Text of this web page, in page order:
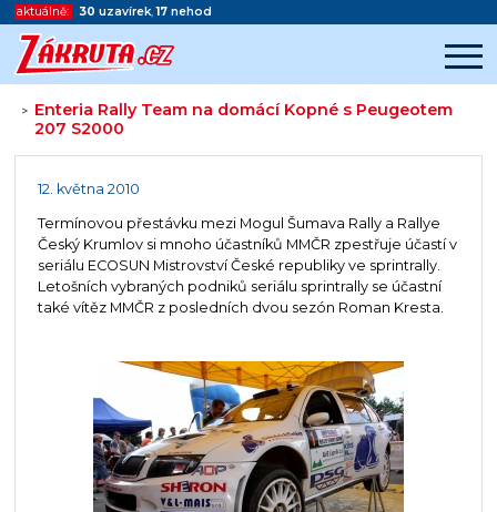
aktuálně: 30 uzavírek,17 nehod
> Enteria Rally Team na domácí Kopné s Peugeotem
207 S2000
Začátek reklamy
12. května 2010
Termínovou přestávku mezi Mogul Šumava Rally a Rallye
Český Krumlov si mnoho účastníků MMČR zpestřuje účastí v
seriálu ECOSUN Mistrovství České republiky ve sprintrally.
Letošních vybraných podniků seriálu sprintrally se účastní
také vítěz MMČR z posledních dvou sezón Roman Kresta.